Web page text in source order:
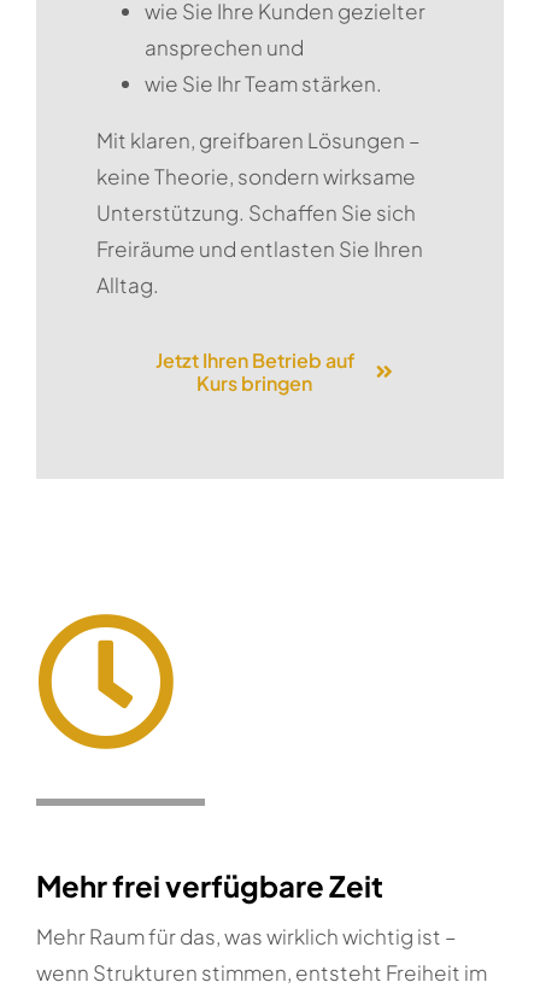
wie Sie Ihre Kunden gezielter
ansprechen und
wie Sie Ihr Team stärken.
Mit klaren, greifbaren Lösungen –
keine Theorie, sondern wirksame
Unterstützung. Schaffen Sie sich
Freiräume und entlasten Sie Ihren
Alltag.
Jetzt Ihren Betrieb auf
Kurs bringen
Mehr frei verfügbare Zeit
Mehr Raum für das, was wirklich wichtig ist –
wenn Strukturen stimmen, entsteht Freiheit im